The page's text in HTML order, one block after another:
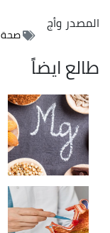
المصدروأج
صحة
طالع ايضاً